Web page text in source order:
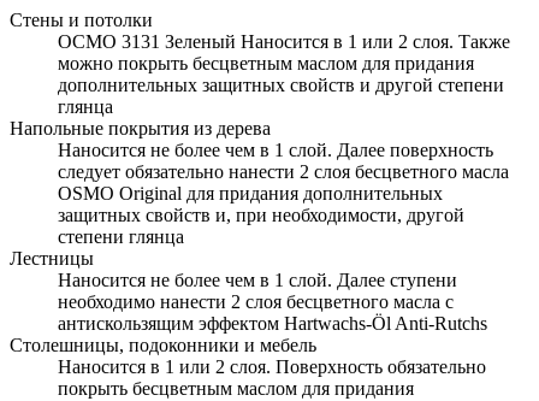
Стены и потолки
ОСМО 3131 Зеленый Наносится в 1 или 2 слоя. Также
можно покрыть бесцветным маслом для придания
дополнительных защитных свойств и другой степени
глянца
Напольные покрытия из дерева
Наносится не более чем в 1 слой. Далее поверхность
следует обязательно нанести 2 слоя бесцветного масла
OSMO Original для придания дополнительных
защитных свойств и, при необходимости, другой
степени глянца
Лестницы
Наносится не более чем в 1 слой. Далее ступени
необходимо нанести 2 слоя бесцветного масла c
антискользящим эффектом Hartwachs-Öl Anti-Rutchs
Столешницы, подоконники и мебель
Наносится в 1 или 2 слоя. Поверхность обязательно
покрыть бесцветным маслом для придания